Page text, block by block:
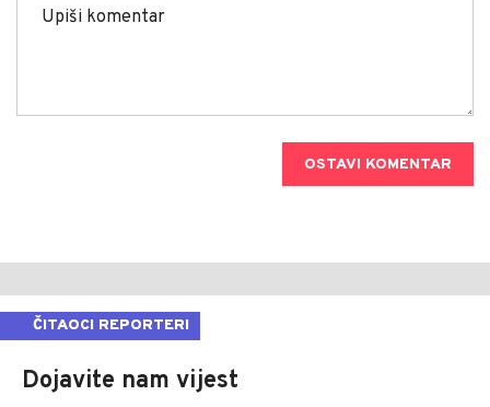
OSTAVI KOMENTAR
ČITAOCI REPORTERI
Dojavite nam vijest